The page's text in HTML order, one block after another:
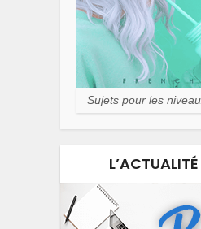
Sujets pour les